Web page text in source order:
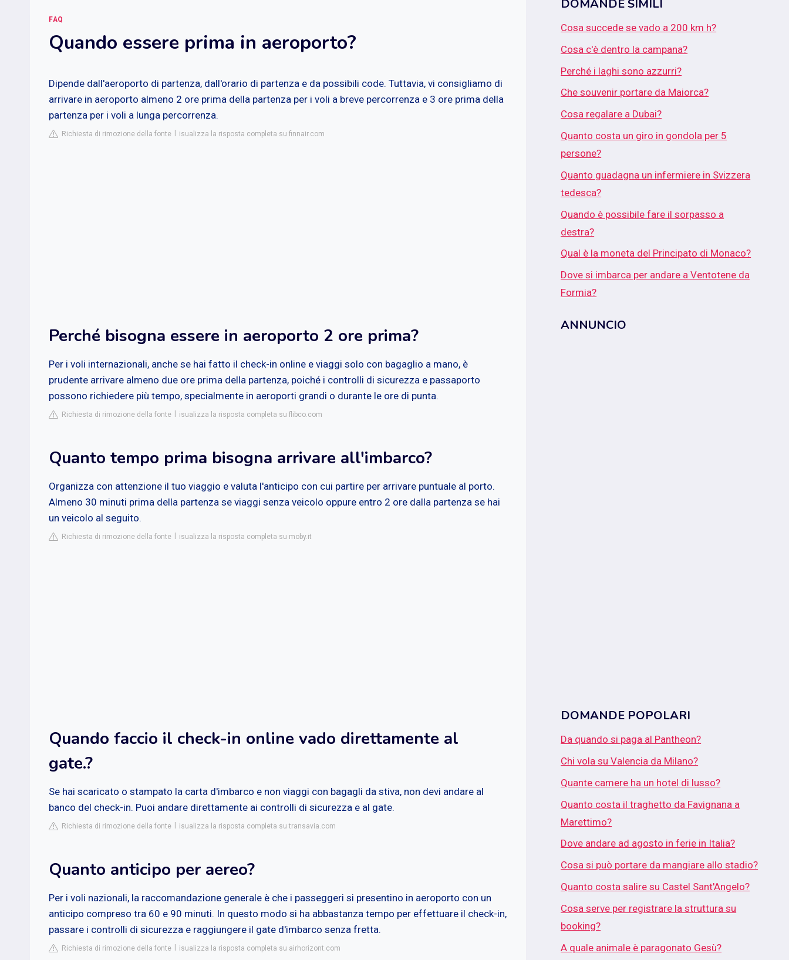
FAQ
Quando essere prima in aeroporto?
Dipende dall'aeroporto di partenza, dall'orario di partenza e da possibili code. Tuttavia, vi consigliamo di
arrivare in aeroporto almeno 2 ore prima della partenza per i voli a breve percorrenza e 3 ore prima della
partenza per i voli a lunga percorrenza.
Richiesta di rimozione della fonte isualizza la risposta completa su finnair.com
Perché bisogna essere in aeroporto 2 ore prima?
Per i voli internazionali, anche se hai fatto il check-in online e viaggi solo con bagaglio a mano, è
prudente arrivare almeno due ore prima della partenza, poiché i controlli di sicurezza e passaporto
possono richiedere più tempo, specialmente in aeroporti grandi o durante le ore di punta.
Richiesta di rimozione della fonte isualizza la risposta completa su flibco.com
Quanto tempo prima bisogna arrivare all'imbarco?
Organizza con attenzione il tuo viaggio e valuta l'anticipo con cui partire per arrivare puntuale al porto.
Almeno 30 minuti prima della partenza se viaggi senza veicolo oppure entro 2 ore dalla partenza se hai
un veicolo al seguito.
Richiesta di rimozione della fonte isualizza la risposta completa su moby.it
Quando faccio il check-in online vado direttamente al
gate.?
Se hai scaricato o stampato la carta d'imbarco e non viaggi con bagagli da stiva, non devi andare al
banco del check-in. Puoi andare direttamente ai controlli di sicurezza e al gate.
Richiesta di rimozione della fonte isualizza la risposta completa su transavia.com
Quanto anticipo per aereo?
Per i voli nazionali, la raccomandazione generale è che i passeggeri si presentino in aeroporto con un
anticipo compreso tra 60 e 90 minuti. In questo modo si ha abbastanza tempo per effettuare il check-in,
passare i controlli di sicurezza e raggiungere il gate d'imbarco senza fretta.
Richiesta di rimozione della fonte isualizza la risposta completa su airhorizont.com
DOMANDE SIMILI
Cosa succede se vado a 200 km h?
Cosa c'è dentro la campana?
Perché i laghi sono azzurri?
Che souvenir portare da Maiorca?
Cosa regalare a Dubai?
Quanto costa un giro in gondola per 5
persone?
Quanto guadagna un infermiere in Svizzera
tedesca?
Quando è possibile fare il sorpasso a
destra?
Qual è la moneta del Principato di Monaco?
Dove si imbarca per andare a Ventotene da
Formia?
ANNUNCIO
DOMANDE POPOLARI
Da quando si paga al Pantheon?
Chi vola su Valencia da Milano?
Quante camere ha un hotel di lusso?
Quanto costa il traghetto da Favignana a
Marettimo?
Dove andare ad agosto in ferie in Italia?
Cosa si può portare da mangiare allo stadio?
Quanto costa salire su Castel Sant'Angelo?
Cosa serve per registrare la struttura su
booking?
A quale animale è paragonato Gesù?